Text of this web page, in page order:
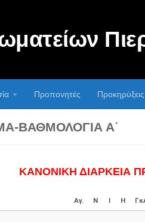
Προπονητές Προκηρύξεις
ΒΑΘΜΟΛΟΓΊΑ Α΄
ΚΑΝΟΝΙΚΗ ΔΙΑΡΚΕΙΑ
Αγ. Ν Ι Η